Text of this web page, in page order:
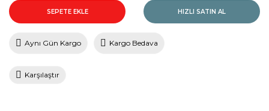
SEPETE EKLE HIZLI SATIN AL
Aynı Gün Kargo Kargo Bedava
Karşılaştır